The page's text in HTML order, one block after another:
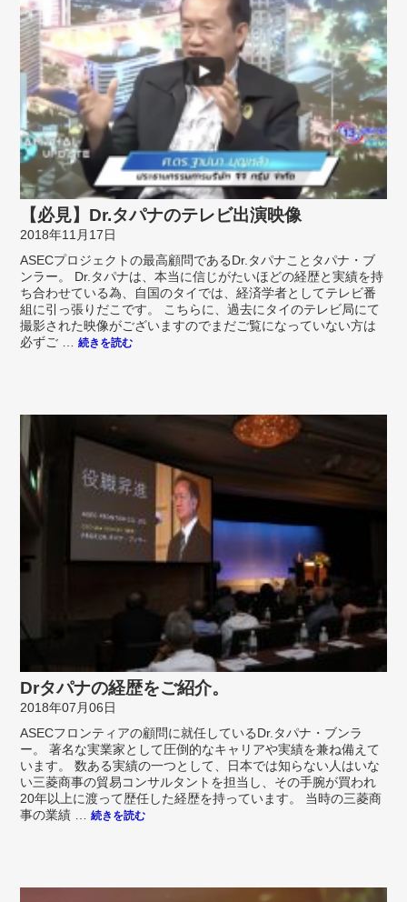
【必見】Dr.タパナのテレビ出演映像
2018年11月17日
ASECプロジェクトの最高顧問であるDr.タパナことタパナ・ブ
ンラー。 Dr.タパナは、本当に信じがたいほどの経歴と実績を持
ち合わせている為、自国のタイでは、経済学者としてテレビ番
組に引っ張りだこです。 こちらに、過去にタイのテレビ局にて
撮影された映像がございますのでまだご覧になっていない方は
必ずご …続きを読む
Drタパナの経歴をご紹介。
2018年07月06日
ASECフロンティアの顧問に就任しているDr.タパナ・ブンラ
ー。 著名な実業家として圧倒的なキャリアや実績を兼ね備えて
います。 数ある実績の一つとして、日本では知らない人はいな
い三菱商事の貿易コンサルタントを担当し、その手腕が買われ
20年以上に渡って歴任した経歴を持っています。 当時の三菱商
事の業績 …続きを読む